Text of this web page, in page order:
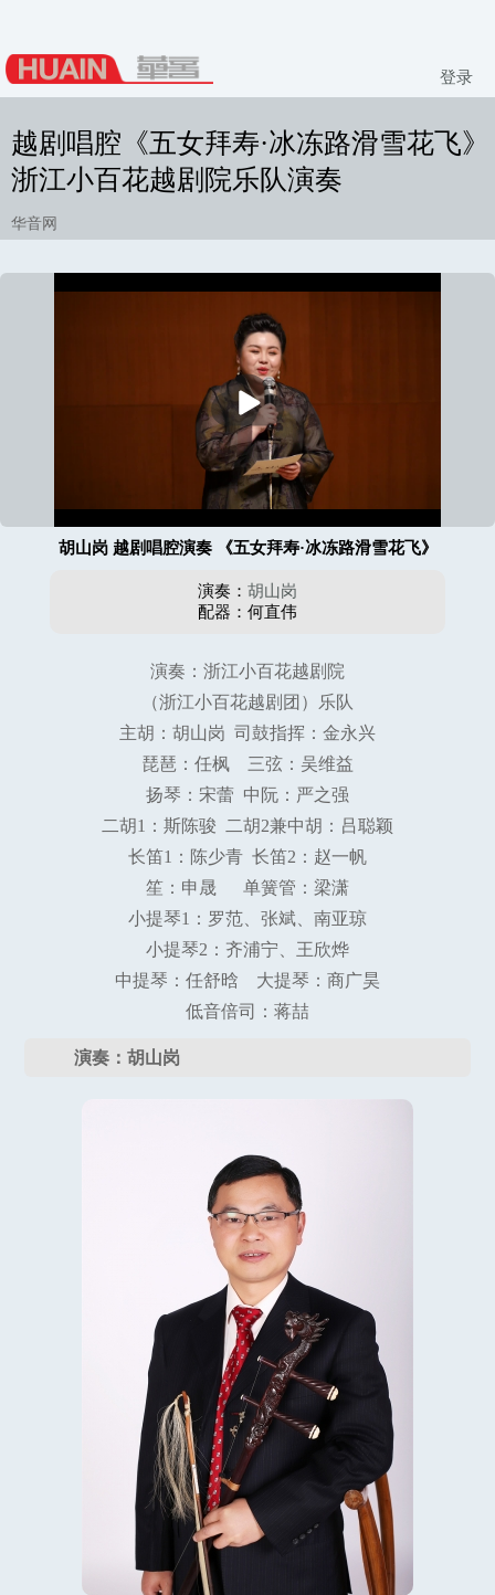
登录
越剧唱腔《五女拜寿·冰冻路滑雪花飞》
浙江小百花越剧院乐队演奏
华音网
播
放
胡山岗 越剧唱腔演奏 《五女拜寿·冰冻路滑雪花飞》
演奏： 胡山岗
配器：何直伟
演奏：浙江小百花越剧院
（浙江小百花越剧团）乐队
主胡：胡山岗 司鼓指挥：金永兴
琵琶：任枫 三弦：吴维益
扬琴：宋蕾 中阮：严之强
二胡1：斯陈骏 二胡2兼中胡：吕聪颖
长笛1：陈少青 长笛2：赵一帆
笙：申晟 单簧管：梁潇
小提琴1：罗范、张斌、南亚琼
小提琴2：齐浦宁、王欣烨
中提琴：任舒晗 大提琴：商广昊
低音倍司：蒋喆
演奏：胡山岗